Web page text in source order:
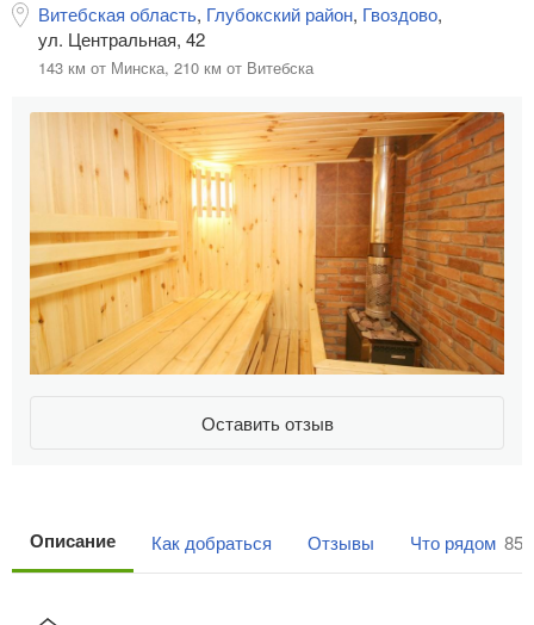
Витебская область, Глубокский район, Гвоздово,
ул. Центральная, 42
143 км от Минска, 210 км от Витебска
Оставить отзыв
Описание Как добраться Отзывы Что рядом 85